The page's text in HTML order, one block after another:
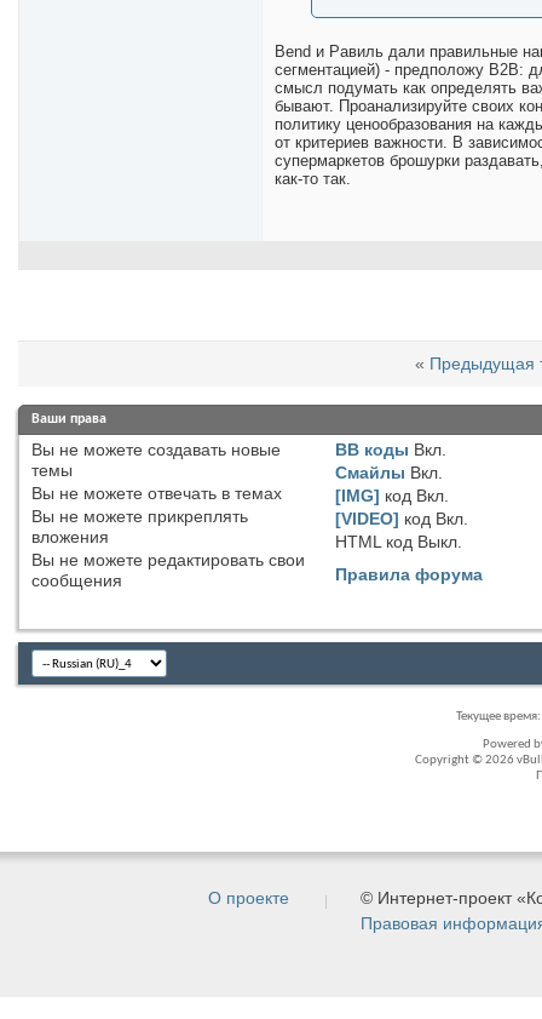
Bend и Равиль дали правильные
сегментацией) - предположу B2B:
смысл подумать как определять
бывают. Проанализируйте своих
политику ценообразования на
от критериев важности. В
супермаркетов брошурки
как-то так.
« Предыдущая
Ваши права
Вы не можете создавать новые
темы
Вы не можете отвечать в темах
Вы не можете прикреплять
вложения
Вы не можете редактировать свои
сообщения
BB коды Вкл.
Смайлы Вкл.
[IMG] код Вкл.
[VIDEO] код Вкл.
HTML код Выкл.
Правила форума
Текущее время:
Powered
Copyright © 2026
О проекте
© Интернет-проект
Правовая